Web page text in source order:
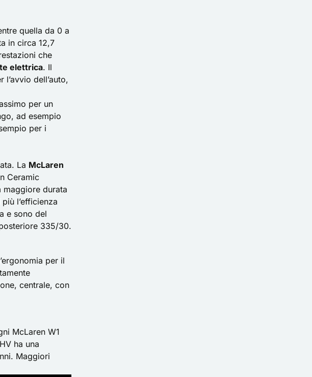
quella da 0 a
in circa 12,7
che
elettrica. Il
dell’auto,
per un
ad esempio
per i
La McLaren
Ceramic
maggiore durata
l’efficienza
e sono del
335/30.
per il
centrale, con
McLaren W1
ha una
Maggiori